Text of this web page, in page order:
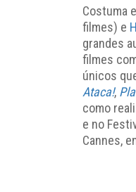
Costuma
filmes) e
grandes
filmes
únicos
Ataca!,
como
e no
Cannes,